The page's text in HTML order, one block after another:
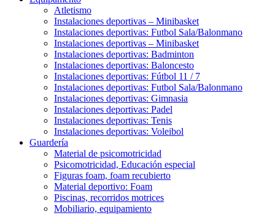
Atletismo
Instalaciones deportivas – Minibasket
Instalaciones deportivas: Futbol Sala/Balonmano
Instalaciones deportivas – Minibasket
Instalaciones deportivas: Badminton
Instalaciones deportivas: Baloncesto
Instalaciones deportivas: Fútbol 11 / 7
Instalaciones deportivas: Futbol Sala/Balonmano
Instalaciones deportivas: Gimnasia
Instalaciones deportivas: Padel
Instalaciones deportivas: Tenis
Instalaciones deportivas: Voleibol
Guardería
Material de psicomotricidad
Psicomotricidad, Educación especial
Figuras foam, foam recubierto
Material deportivo: Foam
Piscinas, recorridos motrices
Mobiliario, equipamiento